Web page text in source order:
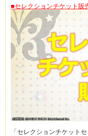
■セレクションチケット販
「セレクションチケット